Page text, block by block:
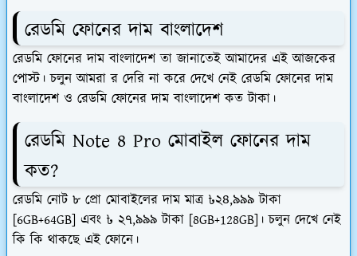
রেডমি ফোনের দাম বাংলাদেশ
রেডমি ফোনের দাম বাংলাদেশ তা জানাতেই আমাদের এই আজকের
পোস্ট। চলুন আমরা র দেরি না করে দেখে নেই রেডমি ফোনের দাম
বাংলাদেশ ও রেডমি ফোনের দাম বাংলাদেশ কত টাকা।
রেডমি Note 8 Pro মোবাইল ফোনের দাম
কত?
রেডমি নোট ৮ প্রো মোবাইলের দাম মাত্র ৳২৪,৯৯৯ টাকা
[6GB+64GB] এবং ৳ ২৭,৯৯৯ টাকা [8GB+128GB]। চলুন দেখে নেই
কি কি থাকছে এই ফোনে।